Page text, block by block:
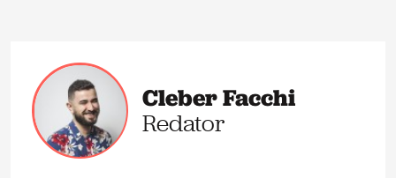
Cleber Facchi
Redator